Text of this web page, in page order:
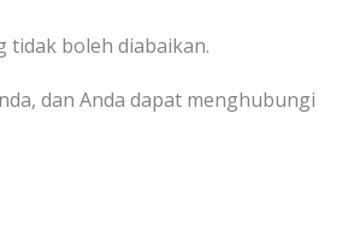
tidak boleh diabaikan.
dan Anda dapat menghubungi